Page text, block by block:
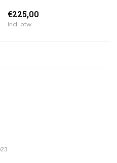
€225,00
Incl. btw